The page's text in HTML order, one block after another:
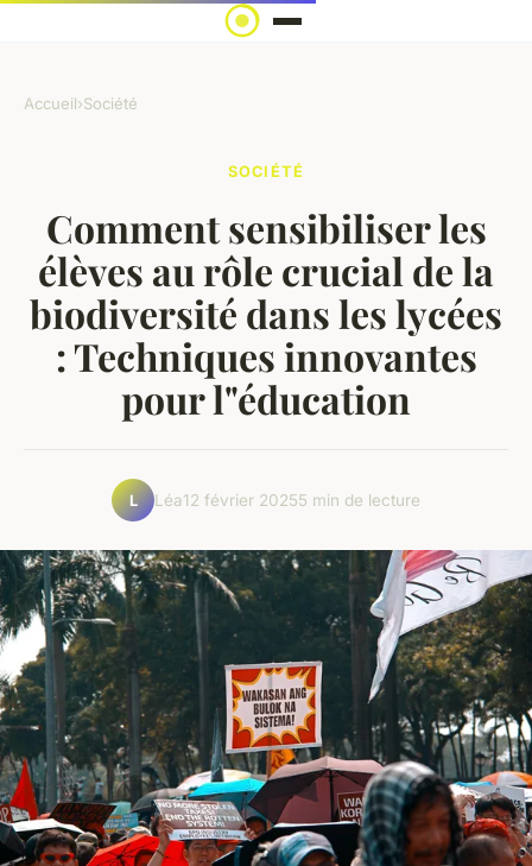
Accueil›Société
SOCIÉTÉ
Comment sensibiliser les
élèves au rôle crucial de la
biodiversité dans les lycées
: Techniques innovantes
pour l"éducation
L Léa12 février 20255 min de lecture